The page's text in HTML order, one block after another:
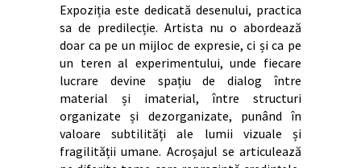
Expoziția este dedicată desenului, practica
sa de predilecție. Artista nu o abordează
doar ca pe un mijloc de expresie, ci și ca pe
un teren al experimentului, unde fiecare
lucrare devine spațiu de dialog între
material și imaterial, între structuri
organizate și dezorganizate, punând în
valoare subtilități ale lumii vizuale și
fragilității umane. Acroșajul se articulează